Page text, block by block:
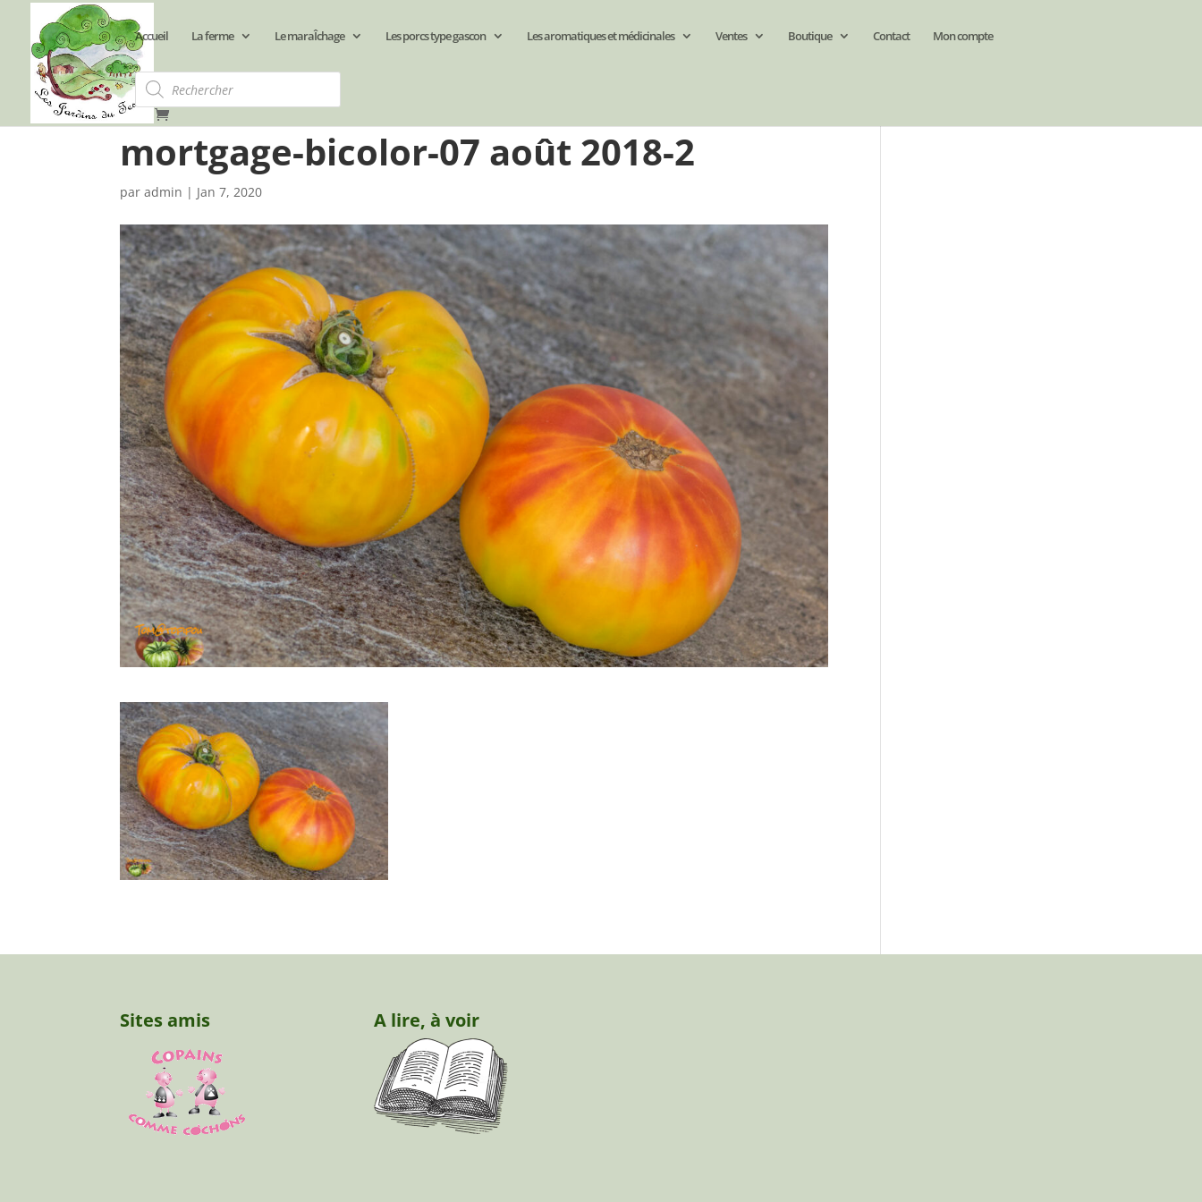
Accueil La ferme Le maraÎchage Les porcs type gascon Les aromatiques et médicinales Ventes Boutique Contact Mon compte
Recherche
de
produits
mortgage-bicolor-07 août 2018-2
paradmin | Jan 7, 2020
Sites amis A lire, à voir